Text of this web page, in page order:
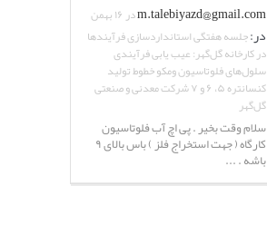
m.talebiyazd@gmail.comدر ۱۶ بهمن
در:جلسه هفتگی استانداردسازی فرآیندها
در کارخانه گل‌گهر: عیب یابی فرآیندی
سلول‌های فلوتاسیون ومکو خطوط تولید
کنسانتره ۵، ۶ و ۷ شرکت معدنی و صنعتی
گل‌گهر
سلام وقت بخیر . پی اچ آب فلوتاسیون
کارگاه ( جهت استخراج فلز ) باس بالای ۹
باشه . ...